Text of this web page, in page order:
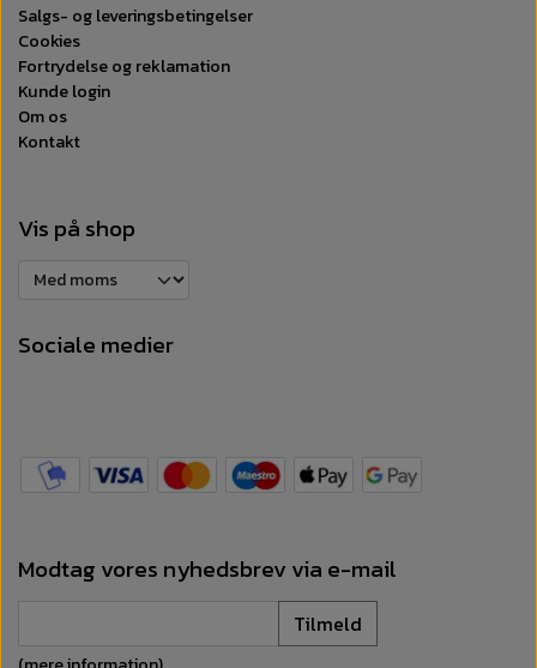
Salgs- og leveringsbetingelser
Cookies
Fortrydelse og reklamation
Kunde login
Om os
Kontakt
Vis på shop
Sociale medier
Modtag vores nyhedsbrev via e-mail
Tilmeld